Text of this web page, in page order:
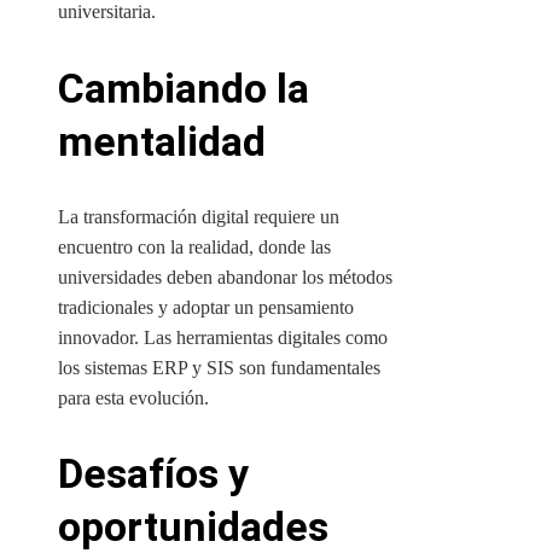
universitaria.
Cambiando la
mentalidad
La transformación digital requiere un
encuentro con la realidad, donde las
universidades deben abandonar los métodos
tradicionales y adoptar un pensamiento
innovador. Las herramientas digitales como
los sistemas ERP y SIS son fundamentales
para esta evolución.
Desafíos y
oportunidades